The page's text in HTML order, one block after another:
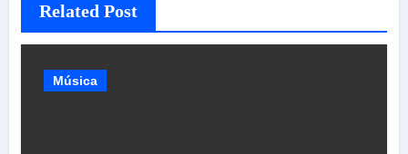
Related Post
Música